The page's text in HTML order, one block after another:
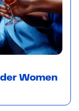
Women